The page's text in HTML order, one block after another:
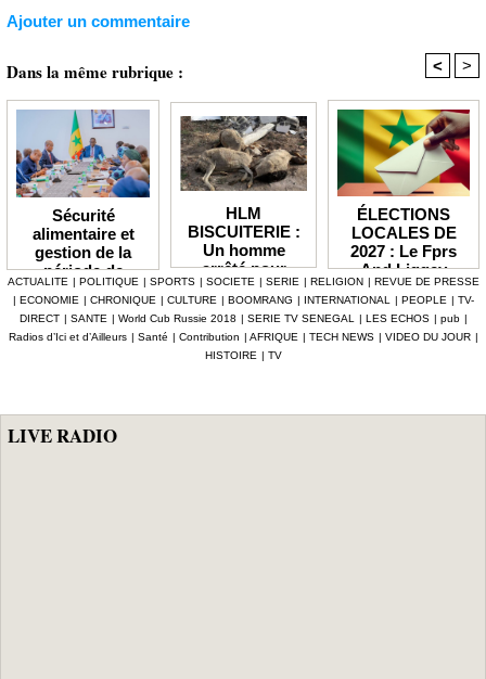
Ajouter un commentaire
Dans la même rubrique : < >
Sécurité
alimentaire et
gestion de la
période de
soudure Le
gouvernement
débloque plus de
7,2 milliards F
HLM
BISCUITERIE :
Un homme
arrêté pour
abattage
clandestin d’un
mouton et
tentative de
vente de viande
ÉLECTIONS
LOCALES DE
2027 : Le Fprs
And Liggey
plaide pour un
report du scrutin
prévu en janvier
prochain
ACTUALITE | POLITIQUE | SPORTS | SOCIETE | SERIE | RELIGION | REVUE DE PRESSE
| ECONOMIE | CHRONIQUE | CULTURE | BOOMRANG | INTERNATIONAL | PEOPLE | TV-
DIRECT | SANTE | World Cub Russie 2018 | SERIE TV SENEGAL | LES ECHOS | pub |
Radios d’Ici et d’Ailleurs | Santé | Contribution | AFRIQUE | TECH NEWS | VIDEO DU JOUR |
HISTOIRE | TV
LIVE RADIO